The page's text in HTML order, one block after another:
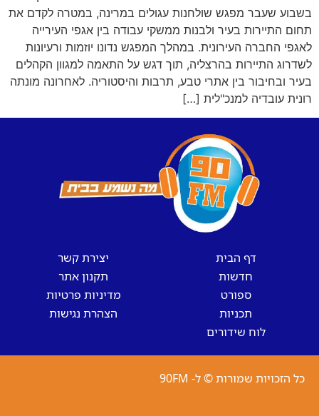
בשבוע שעבר מפגש שולחנות עגולים במרינה, במטרה לקדם את
תחום התיירות בעיר ולבנות ממשקי עבודה בין אגפי העירייה
לאגפי החברה העירונית. במהלך המפגש נדונו יוזמות ורעיונות
לשדרוג התיירות בהרצליה, תוך דגש על התאמה למגוון הקהלים
בעיר ובחיבור בין אתרי טבע, תרבות והיסטוריה. לאחרונה מונתה
רונית עובדיה למנכ"לית […]
דף הבית
חדשות
ספורט
תכניות
לוח שידורים
יצירת קשר
תקנון אתר
מדיניות פרטיות
הצהרת נגישות
כל הזכויות שמורות © ל- 90FM